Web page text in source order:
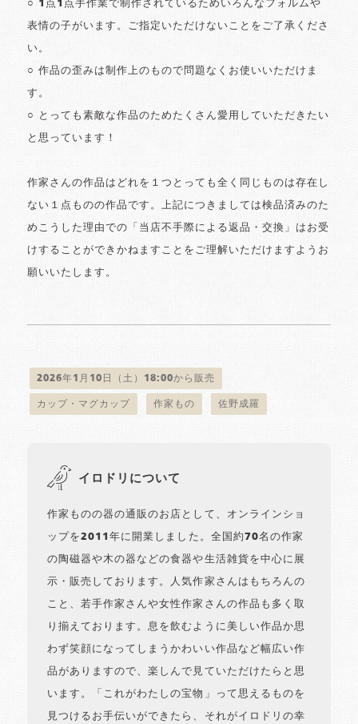
○ 1点1点手作業で制作されているためいろんなフォルムや
表情の子がいます。ご指定いただけないことをご了承くださ
い。
○ 作品の歪みは制作上のもので問題なくお使いいただけま
す。
○ とっても素敵な作品のためたくさん愛用していただきたい
と思っています！
作家さんの作品はどれを１つとっても全く同じものは存在し
ない１点ものの作品です。上記につきましては検品済みのた
めこうした理由での「当店不手際による返品・交換」はお受
けすることができかねますことをご理解いただけますようお
願いいたします。
2026年1月10日（土）18:00から販売
カップ・マグカップ 作家もの 佐野成羅
イロドリについて
作家ものの器の通販のお店として、オンラインショ
ップを2011年に開業しました。全国約70名の作家
の陶磁器や木の器などの食器や生活雑貨を中心に展
示・販売しております。人気作家さんはもちろんの
こと、若手作家さんや女性作家さんの作品も多く取
り揃えております。息を飲むように美しい作品か思
わず笑顔になってしまうかわいい作品など幅広い作
品がありますので、楽しんで見ていただけたらと思
います。「これがわたしの宝物」って思えるものを
見つけるお手伝いができたら、それがイロドリの幸